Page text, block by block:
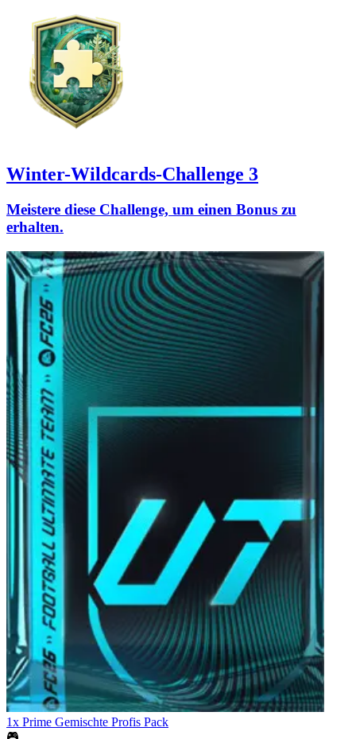
Winter-Wildcards-Challenge 3
Meistere diese Challenge, um einen Bonus zu
erhalten.
1x Prime Gemischte Profis Pack